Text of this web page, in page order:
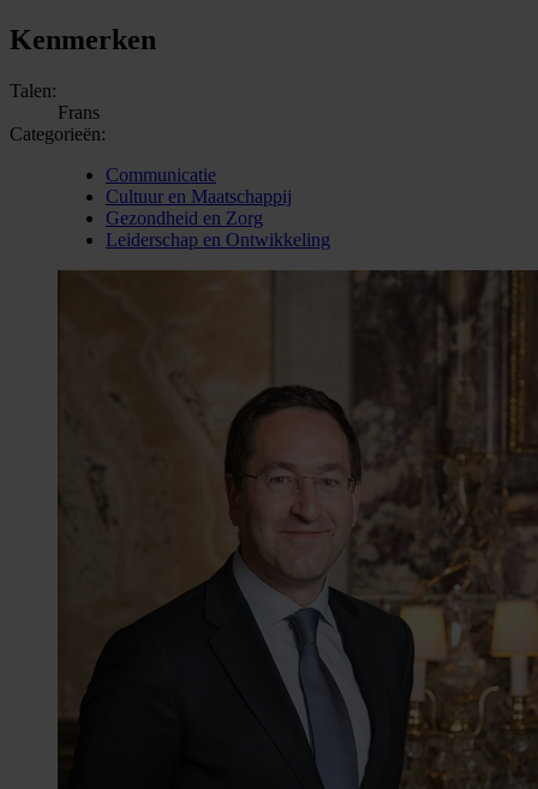
Kenmerken
Talen:
Frans
Categorieën:
Communicatie
Cultuur en Maatschappij
Gezondheid en Zorg
Leiderschap en Ontwikkeling